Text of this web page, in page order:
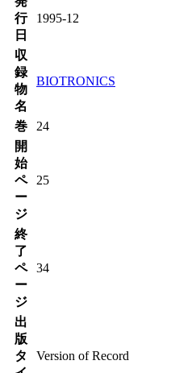
行
日
1995-12
収
録
物
名
BIOTRONICS
巻
24
開
始
ペ
ー
ジ
25
終
了
ペ
ー
ジ
34
出
版
タ
Version of Record